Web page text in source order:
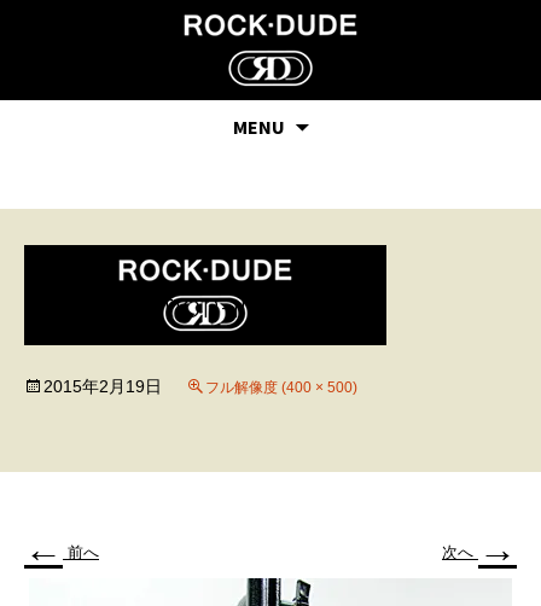
MENU
collection-img13
2015年2月19日 フル解像度 (400 × 500)
← 前へ 次へ →